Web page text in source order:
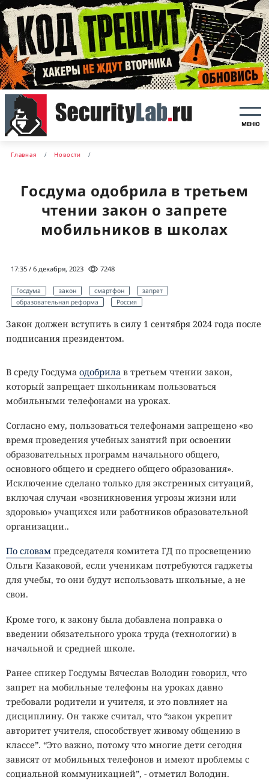
МЕНЮ
Главная Новости
Госдума одобрила в третьем
чтении закон о запрете
мобильников в школах
17:35 / 6 декабря, 2023 7248
Госдума закон смартфон
запрет
образовательная реформа
Россия
Закон должен вступить в силу 1 сентября 2024 года после
подписания президентом.
В среду Госдума одобрила в третьем чтении закон,
который запрещает школьникам пользоваться
мобильными телефонами на уроках.
Согласно ему, пользоваться телефонами запрещено «во
время проведения учебных занятий при освоении
образовательных программ начального общего,
основного общего и среднего общего образования».
Исключение сделано только для экстренных ситуаций,
включая случаи «возникновения угрозы жизни или
здоровью» учащихся или работников образовательной
организации..
По словам председателя комитета ГД по просвещению
Ольги Казаковой, если ученикам потребуются гаджеты
для учебы, то они будут использовать школьные, а не
свои.
Кроме того, к закону была добавлена поправка о
введении обязательного урока труда (технологии) в
начальной и средней школе.
Ранее спикер Госдумы Вячеслав Володин говорил, что
запрет на мобильные телефоны на уроках давно
требовали родители и учителя, и это повлияет на
дисциплину. Он также считал, что “закон укрепит
авторитет учителя, способствует живому общению в
классе”. “Это важно, потому что многие дети сегодня
зависят от мобильных телефонов и имеют проблемы с
социальной коммуникацией”, - отметил Володин.